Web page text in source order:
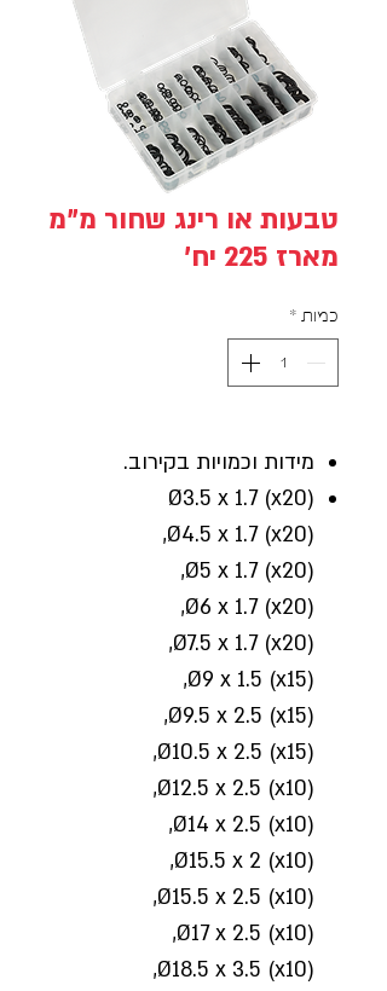
טבעות או רינג שחור מ"מ
מארז 225 יח'
כמות *
מידות וכמויות בקירוב.
Ø3.5 x 1.7 (x20)
Ø4.5 x 1.7 (x20),
Ø5 x 1.7 (x20),
Ø6 x 1.7 (x20),
Ø7.5 x 1.7 (x20),
Ø9 x 1.5 (x15),
Ø9.5 x 2.5 (x15),
Ø10.5 x 2.5 (x15),
Ø12.5 x 2.5 (x10),
Ø14 x 2.5 (x10),
Ø15.5 x 2 (x10),
Ø15.5 x 2.5 (x10),
Ø17 x 2.5 (x10),
Ø18.5 x 3.5 (x10),